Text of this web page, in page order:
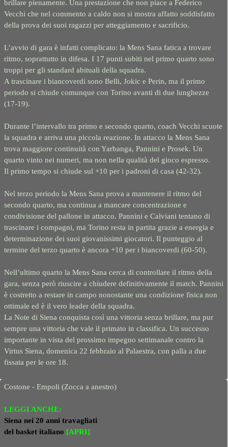
brillare pienamente. Una prestazione che non piace a Federico
Vecchi che nel commento a caldo non si mostra affatto soddisfatto
della prova dei suoi ragazzi per atteggiamento e sacrificio.
L’avvio di gara è infatti complicato: la Mens Sana fatica a trovare
ritmo, soprattutto in difesa. I 17 punti subiti nel primo quarto sono
troppi per gli standard abituali della squadra.
A trascinare i biancoverdi sono Belli, Jokic e Perin, ma il primo
periodo si chiude comunque con Torino avanti di due lunghezze
(17-19).
Durante l’intervallo tra primo e secondo quarto, coach Vecchi scuote
la squadra e arriva una piccola reazione. In attacco la Mens Sana
trova maggiore continuità con Yarbanga, Pannini e Prosek. Un
quarto vinto nei numeri, ma non nella qualità del gioco espresso.
Il primo tempo si chiude sul +10 per i padroni di casa (42-32).
Nel terzo periodo la Mens Sana prova a mantenere il ritmo del
secondo quarto, ma continua a mancare concentrazione e
condivisione del pallone in attacco. Pannini e Calviani tentano di
trascinare i compagni, ma Torino resta in partita grazie a energia e
determinazione dei suoi giovanissimi giocatori. Il punteggio al
termine del terzo quarto è ancora +10 per i biancoverdi (60-50).
Nell’ultimo quarto la Mens Sana cerca di controllare il ritmo della
gara, senza però riuscire a chiudere definitivamente il match. Pannini
è costretto a restare in campo nonostante una condizione fisica non
ottimale ed è il vero leader della squadra.
La Note di Siena conquista così una vittoria senza brillare, ma pur
sempre una vittoria che vale il primato in classifica. Un successo
importante in vista del prossimo impegno settimanale contro la
Virtus Siena, domenica 22 febbraio al Palaestra, con palla a due
fissata per le ore 18.
Costone - Empoli (Zocca a anestro)
LEGGI ANCHE:
Siena nei 20 anni travagliati
del basket italiano [APRI]